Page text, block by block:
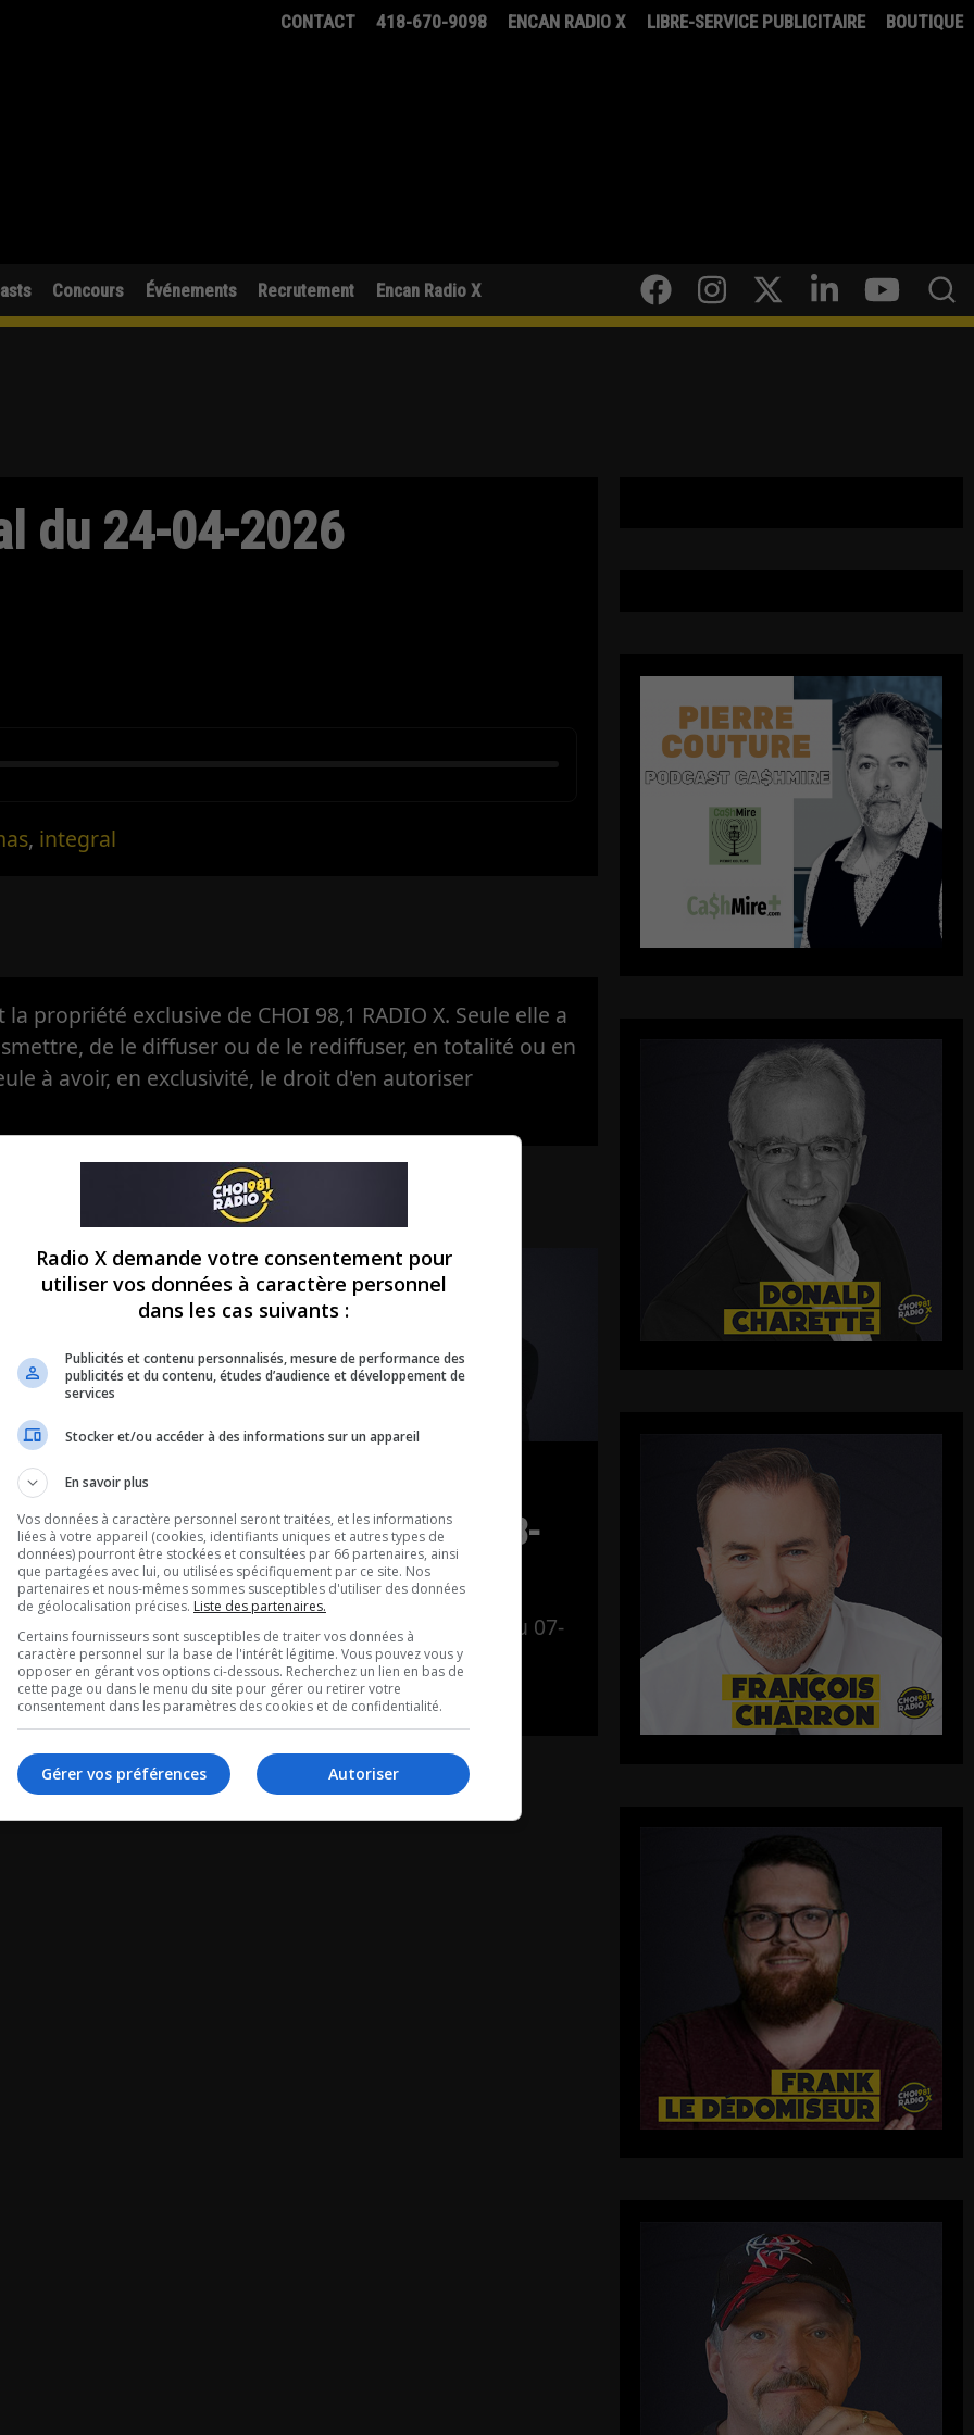
CONTACT 418-670-9098 ENCAN RADIO X LIBRE-SERVICE PUBLICITAIRE BOUTIQUE
Concours Événements Recrutement Encan Radio X
du 24-04-2026
, integral
propriété exclusive de CHOI 98,1 RADIO X. Seule elle a
de le diffuser ou de le rediffuser, en totalité ou en
à avoir, en exclusivité, le droit d'en autoriser
dans le mid
du 07-08-
le mid - Intégral
Intégral du 07-08-
2026
Maurais Live - Intégral du 07-
08-2026
Radio X demande votre consentement pour
utiliser vos données à caractère personnel
dans les cas suivants :
Publicités et contenu personnalisés, mesure de performance des
publicités et du contenu, études d’audience et développement de
services
Stocker et/ou accéder à des informations sur un appareil
En savoir plus
Vos données à caractère personnel seront traitées, et les informations
liées à votre appareil (cookies, identifiants uniques et autres types de
données) pourront être stockées et consultées par 66 partenaires, ainsi
que partagées avec lui, ou utilisées spécifiquement par ce site. Nos
partenaires et nous-mêmes sommes susceptibles d'utiliser des données
de géolocalisation précises. Liste des partenaires.
Certains fournisseurs sont susceptibles de traiter vos données à
caractère personnel sur la base de l'intérêt légitime. Vous pouvez vous y
opposer en gérant vos options ci-dessous. Recherchez un lien en bas de
cette page ou dans le menu du site pour gérer ou retirer votre
consentement dans les paramètres des cookies et de confidentialité.
Autoriser
Gérer vos préférences